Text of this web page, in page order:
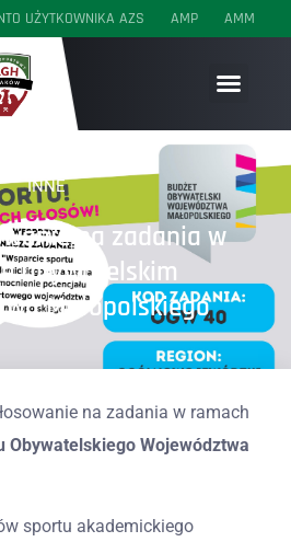
UŻYTKOWNIKA AZS AMP AMM
INNE
na zadania w
Obywatelskim
Małopolskiego
na zadania w ramach
Obywatelskiego Województwa
sportu akademickiego